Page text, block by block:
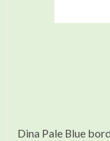
Dina Pale Blue